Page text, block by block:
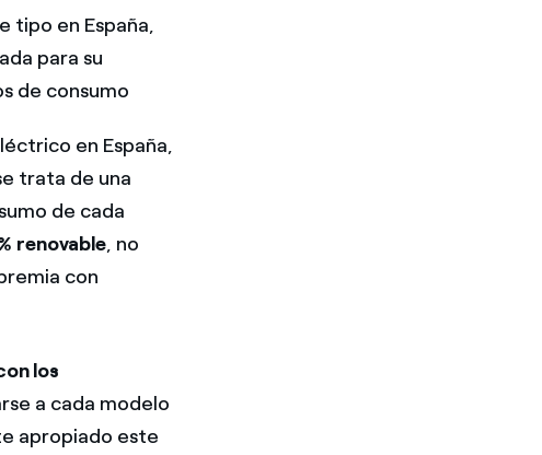
tipo en España,
para su
de consumo
en España,
trata de una
de cada
renovable, no
con
los
a cada modelo
apropiado este